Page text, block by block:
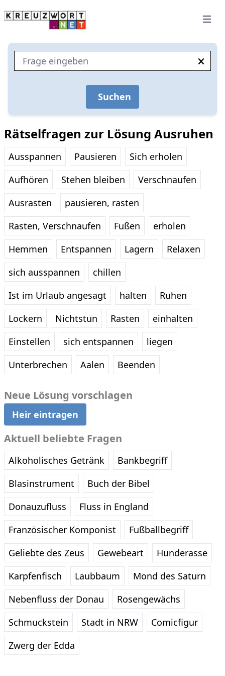
Open
Suchen
Rätselfragen zur Lösung Ausruhen
Ausspannen Pausieren
Sich erholen
Aufhören
Stehen bleiben
Verschnaufen
Ausrasten
pausieren, rasten
Rasten, Verschnaufen
Fußen
erholen
Hemmen
Entspannen Lagern
Relaxen
sich ausspannen
chillen
Ist im Urlaub angesagt
halten
Ruhen
Lockern
Nichtstun Rasten
einhalten
Einstellen
sich entspannen
liegen
Unterbrechen
Aalen Beenden
Neue Lösung vorschlagen
Heir eintragen
Aktuell beliebte Fragen
Alkoholisches Getränk
Bankbegriff
Blasinstrument
Buch der Bibel
Donauzufluss
Fluss in England
Französischer Komponist
Fußballbegriff
Geliebte des Zeus
Gewebeart
Hunderasse
Karpfenfisch
Laubbaum
Mond des Saturn
Nebenfluss der Donau
Rosengewächs
Schmuckstein
Stadt in NRW
Comicfigur
Zwerg der Edda